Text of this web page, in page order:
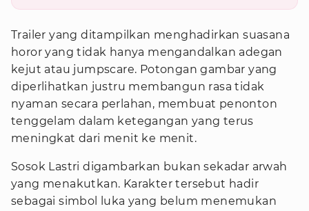
Trailer yang ditampilkan menghadirkan suasana
horor yang tidak hanya mengandalkan adegan
kejut atau jumpscare. Potongan gambar yang
diperlihatkan justru membangun rasa tidak
nyaman secara perlahan, membuat penonton
tenggelam dalam ketegangan yang terus
meningkat dari menit ke menit.
Sosok Lastri digambarkan bukan sekadar arwah
yang menakutkan. Karakter tersebut hadir
sebagai simbol luka yang belum menemukan